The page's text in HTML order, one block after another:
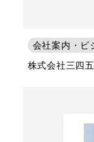
会社案内・ビ
株式会社三四